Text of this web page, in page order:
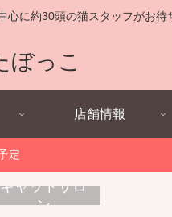
に約30頭の猫スタッフがお待
店舗情報
定
キャットサロ
ン